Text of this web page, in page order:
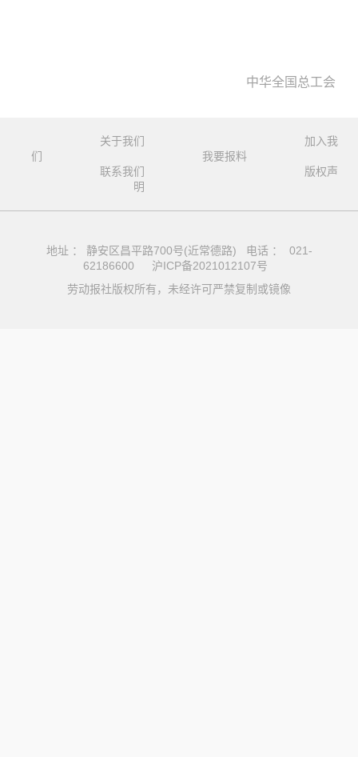
中华全国总工会
关于我们
加入我
们
我要报料
联系我们
版权声
明
地址 ： 静安区昌平路700号(近常德路) 电话 ： 021-
62186600
沪ICP备2021012107号
劳动报社版权所有，未经许可严禁复制或镜像